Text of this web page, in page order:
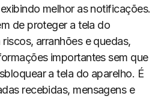
melhor as notificações.
de proteger a tela do
arranhões e quedas,
importantes sem que
a tela do aparelho. É
recebidas, mensagens e